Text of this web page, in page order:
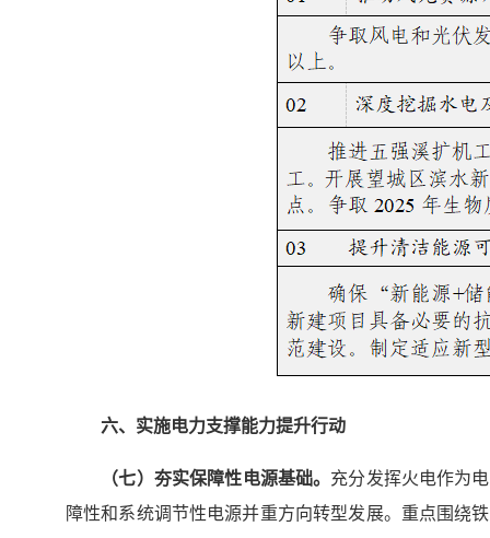
六、实施电力支撑能力提升行动
（七）夯实保障性电源基础。 充分发挥火电作为
障性和系统调节性电源并重方向转型发展。重点围绕